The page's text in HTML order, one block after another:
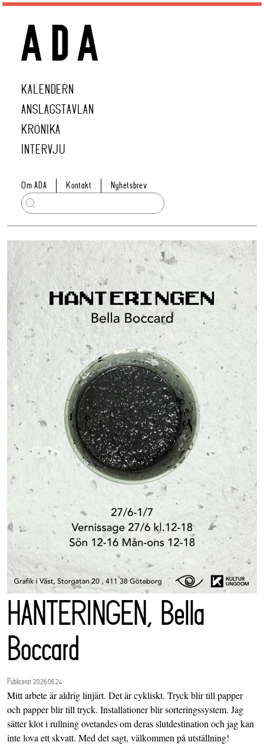
KALENDERN
ANSLAGSTAVLAN
KRÖNIKA
INTERVJU
Om ADA Kontakt Nyhetsbrev
HANTERINGEN, Bella
Boccard
Publicerat 2026.06.24
Mitt arbete är aldrig linjärt. Det är cykliskt. Tryck blir till papper
och papper blir till tryck. Installationer blir sorteringssystem. Jag
sätter klot i rullning ovetandes om deras slutdestination och jag kan
inte lova ett skvatt. Med det sagt, välkommen på utställning!